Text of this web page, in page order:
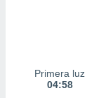
Primera luz
04:58